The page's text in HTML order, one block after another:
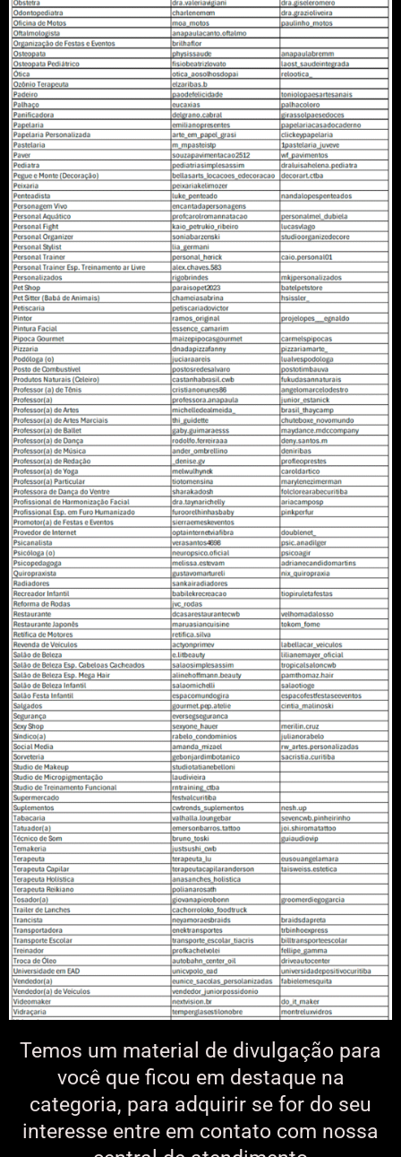
Temos um material de divulgação para
você que ficou em destaque na
categoria, para adquirir se for do seu
interesse entre em contato com nossa